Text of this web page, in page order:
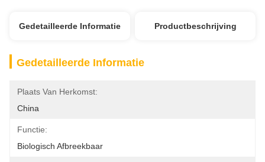
Gedetailleerde Informatie Productbeschrijving
Gedetailleerde Informatie
Plaats Van Herkomst:
China
Functie:
Biologisch Afbreekbaar